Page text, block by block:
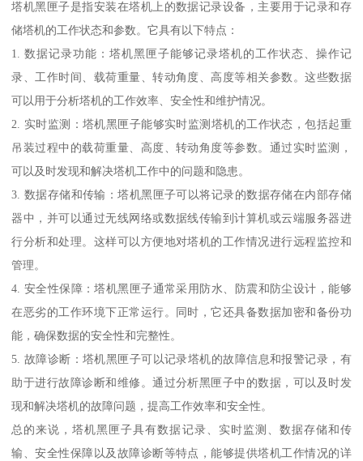
塔机黑匣子是指安装在塔机上的数据记录设备，主要用于记录和存
储塔机的工作状态和参数。它具有以下特点：
1. 数据记录功能：塔机黑匣子能够记录塔机的工作状态、操作记
录、工作时间、载荷重量、转动角度、高度等相关参数。这些数据
可以用于分析塔机的工作效率、安全性和维护情况。
2. 实时监测：塔机黑匣子能够实时监测塔机的工作状态，包括起重
吊装过程中的载荷重量、高度、转动角度等参数。通过实时监测，
可以及时发现和解决塔机工作中的问题和隐患。
3. 数据存储和传输：塔机黑匣子可以将记录的数据存储在内部存储
器中，并可以通过无线网络或数据线传输到计算机或云端服务器进
行分析和处理。这样可以方便地对塔机的工作情况进行远程监控和
管理。
4. 安全性保障：塔机黑匣子通常采用防水、防震和防尘设计，能够
在恶劣的工作环境下正常运行。同时，它还具备数据加密和备份功
能，确保数据的安全性和完整性。
5. 故障诊断：塔机黑匣子可以记录塔机的故障信息和报警记录，有
助于进行故障诊断和维修。通过分析黑匣子中的数据，可以及时发
现和解决塔机的故障问题，提高工作效率和安全性。
总的来说，塔机黑匣子具有数据记录、实时监测、数据存储和传
输、安全性保障以及故障诊断等特点，能够提供塔机工作情况的详